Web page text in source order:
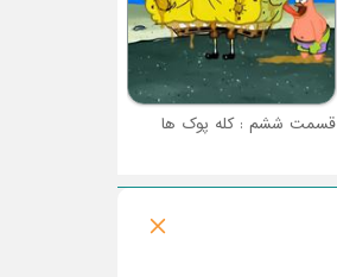
قسمت ششم : کله پوک ها